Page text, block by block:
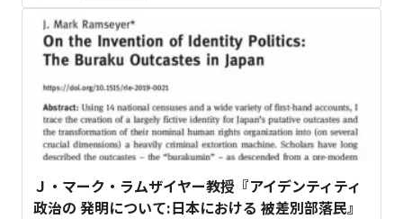
Ｊ・マーク・ラムザイヤー教授『アイデンティティ
政治の 発明について:日本における 被差別部落民』